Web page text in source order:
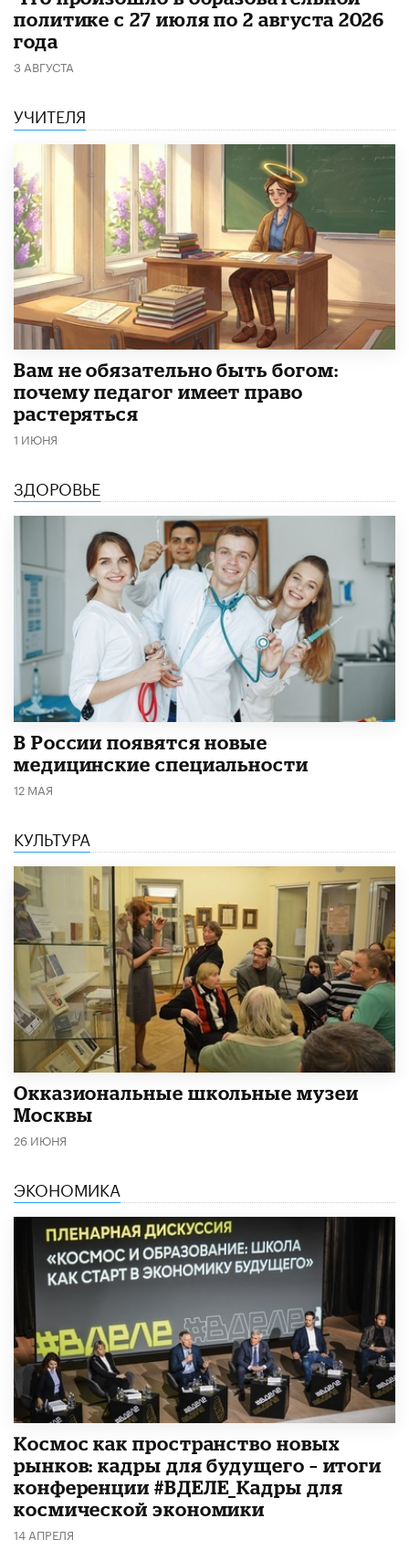
политике с 27 июля по 2 августа 2026
года
3 АВГУСТА
УЧИТЕЛЯ
​Вам не обязательно быть богом:
почему педагог имеет право
растеряться
1 ИЮНЯ
ЗДОРОВЬЕ
В России появятся новые
медицинские специальности
12 МАЯ
КУЛЬТУРА
​Окказиональные школьные музеи
Москвы
26 ИЮНЯ
ЭКОНОМИКА
Космос как пространство новых
рынков: кадры для будущего – итоги
конференции #ВДЕЛЕ_Кадры для
космической экономики
14 АПРЕЛЯ